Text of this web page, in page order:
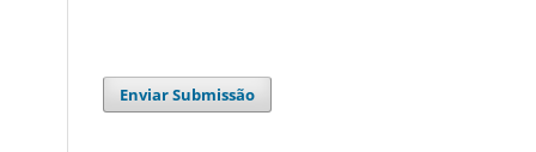
Enviar Submissão